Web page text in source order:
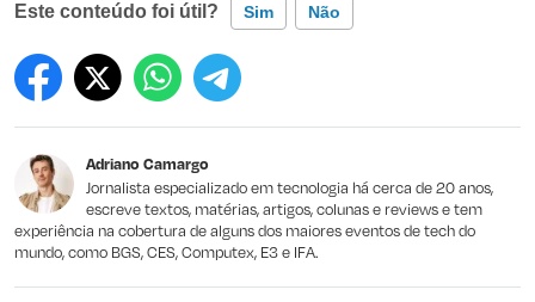
Este conteúdo foi útil? Sim Não
Este conteúdo contém informação incorreta
Outro
Adriano Camargo
Jornalista especializado em tecnologia há cerca de 20 anos,
escreve textos, matérias, artigos, colunas e reviews e tem
experiência na cobertura de alguns dos maiores eventos de tech do
mundo, como BGS, CES, Computex, E3 e IFA.